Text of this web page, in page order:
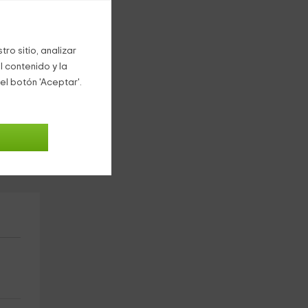
sitio, analizar
contenido y la
botón 'Aceptar'.